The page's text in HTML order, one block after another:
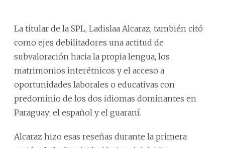
La titular de la SPL, Ladislaa Alcaraz, también citó
como ejes debilitadores una actitud de
subvaloración hacia la propia lengua, los
matrimonios interétnicos y el acceso a
oportunidades laborales o educativas con
predominio de los dos idiomas dominantes en
Paraguay: el español y el guaraní.
Alcaraz hizo esas reseñas durante la primera